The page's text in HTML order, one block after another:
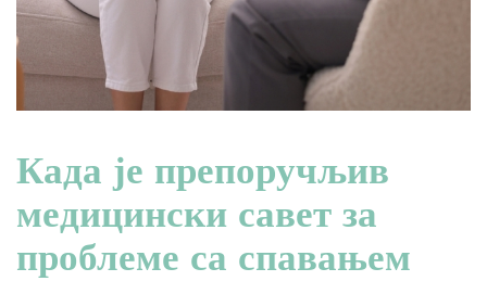
Када је препоручљив
медицински савет за
проблеме са спавањем